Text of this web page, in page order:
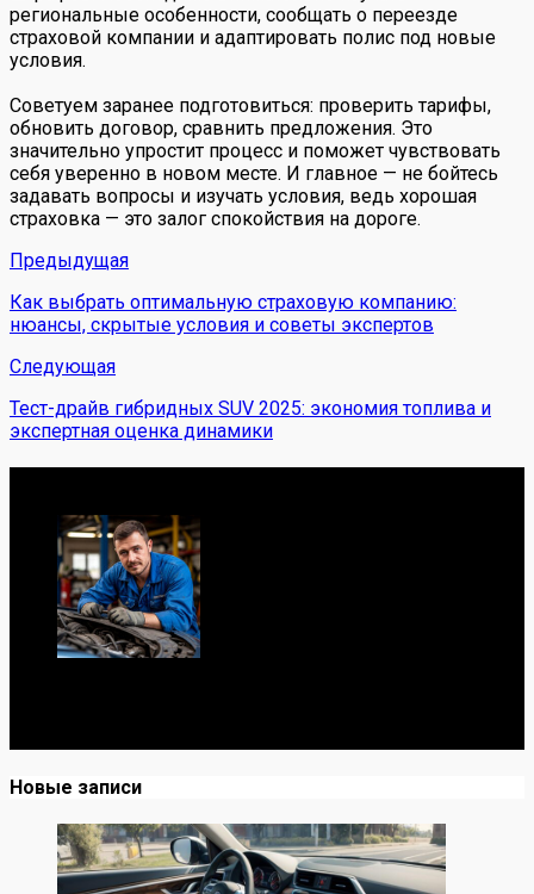
региональные особенности, сообщать о переезде
страховой компании и адаптировать полис под новые
условия.
Советуем заранее подготовиться: проверить тарифы,
обновить договор, сравнить предложения. Это
значительно упростит процесс и поможет чувствовать
себя уверенно в новом месте. И главное — не бойтесь
задавать вопросы и изучать условия, ведь хорошая
страховка — это залог спокойствия на дороге.
Предыдущая
Как выбрать оптимальную страховую компанию:
нюансы, скрытые условия и советы экспертов
Следующая
Тест-драйв гибридных SUV 2025: экономия топлива и
экспертная оценка динамики
Новые записи